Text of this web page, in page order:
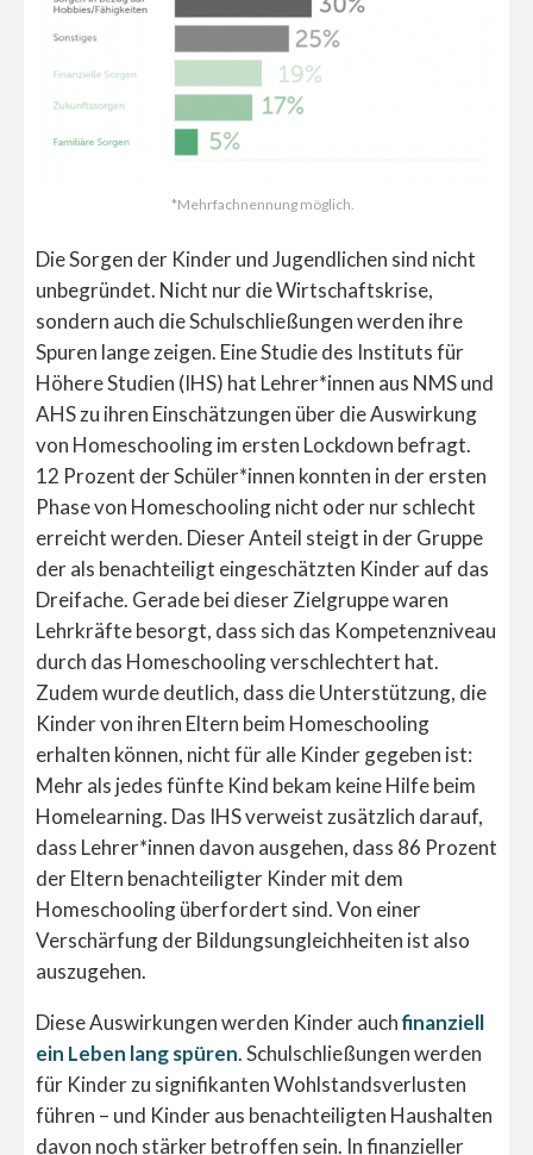
*Mehrfachnennung möglich.
Die Sorgen der Kinder und Jugendlichen sind nicht
unbegründet. Nicht nur die Wirtschaftskrise,
sondern auch die Schulschließungen werden ihre
Spuren lange zeigen. Eine Studie des Instituts für
Höhere Studien (IHS) hat Lehrer*innen aus NMS und
AHS zu ihren Einschätzungen über die Auswirkung
von Homeschooling im ersten Lockdown befragt.
12 Prozent der Schüler*innen konnten in der ersten
Phase von Homeschooling nicht oder nur schlecht
erreicht werden. Dieser Anteil steigt in der Gruppe
der als benachteiligt eingeschätzten Kinder auf das
Dreifache. Gerade bei dieser Zielgruppe waren
Lehrkräfte besorgt, dass sich das Kompetenzniveau
durch das Homeschooling verschlechtert hat.
Zudem wurde deutlich, dass die Unterstützung, die
Kinder von ihren Eltern beim Homeschooling
erhalten können, nicht für alle Kinder gegeben ist:
Mehr als jedes fünfte Kind bekam keine Hilfe beim
Homelearning. Das IHS verweist zusätzlich darauf,
dass Lehrer*innen davon ausgehen, dass 86 Prozent
der Eltern benachteiligter Kinder mit dem
Homeschooling überfordert sind. Von einer
Verschärfung der Bildungsungleichheiten ist also
auszugehen.
Diese Auswirkungen werden Kinder auchfinanziell
ein Leben lang spüren. Schulschließungen werden
für Kinder zu signifikanten Wohlstandsverlusten
führen – und Kinder aus benachteiligten Haushalten
davon noch stärker betroffen sein. In finanzieller